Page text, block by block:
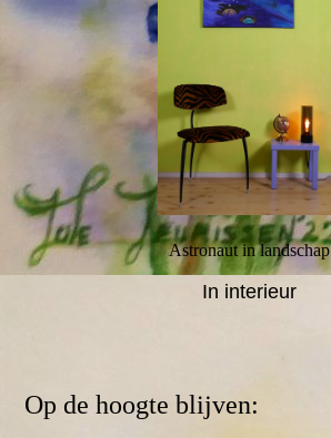
Astronaut in landschap
In interieur
Op de hoogte blijven: